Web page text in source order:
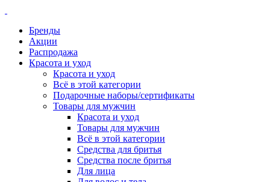
Бренды
Акции
Распродажа
Красота и уход
Красота и уход
Всё в этой категории
Подарочные наборы/сертификаты
Товары для мужчин
Красота и уход
Товары для мужчин
Всё в этой категории
Средства для бритья
Средства после бритья
Для лица